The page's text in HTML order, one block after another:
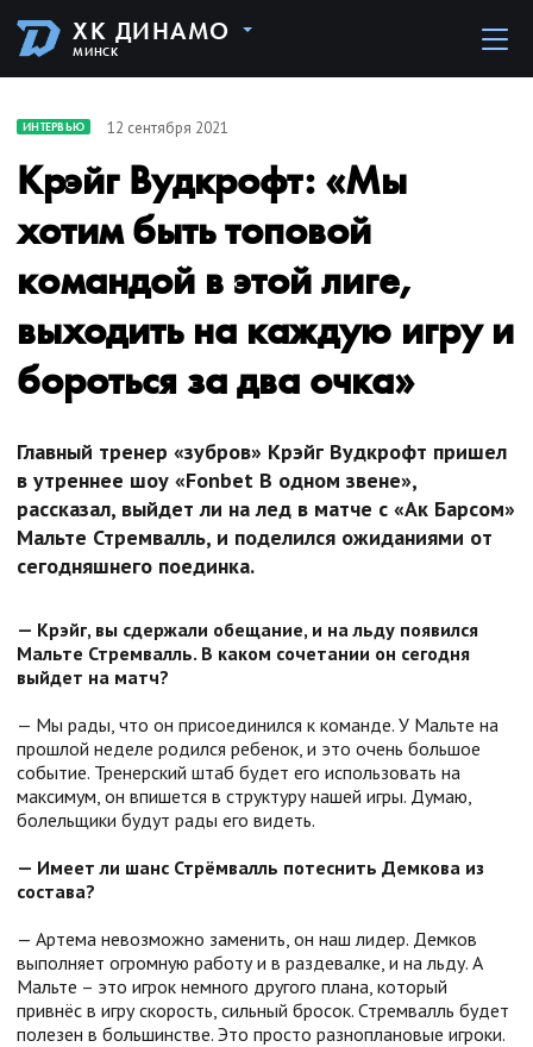
ХК ДИНАМО
МИНСК
ИНТЕРВЬЮ 12 сентября 2021
Крэйг Вудкрофт: «Мы
хотим быть топовой
командой в этой лиге,
выходить на каждую игру и
бороться за два очка»
Главный тренер «зубров» Крэйг Вудкрофт пришел
в утреннее шоу «Fonbet В одном звене»,
рассказал, выйдет ли на лед в матче с «Ак Барсом»
Мальте Стремвалль, и поделился ожиданиями от
сегодняшнего поединка.
— Крэйг, вы сдержали обещание, и на льду появился
Мальте Стремвалль. В каком сочетании он сегодня
выйдет на матч?
— Мы рады, что он присоединился к команде. У Мальте на
прошлой неделе родился ребенок, и это очень большое
событие. Тренерский штаб будет его использовать на
максимум, он впишется в структуру нашей игры. Думаю,
болельщики будут рады его видеть.
— Имеет ли шанс Стрёмвалль потеснить Демкова из
состава?
— Артема невозможно заменить, он наш лидер. Демков
выполняет огромную работу и в раздевалке, и на льду. А
Мальте – это игрок немного другого плана, который
привнёс в игру скорость, сильный бросок. Стремвалль будет
полезен в большинстве. Это просто разноплановые игроки.